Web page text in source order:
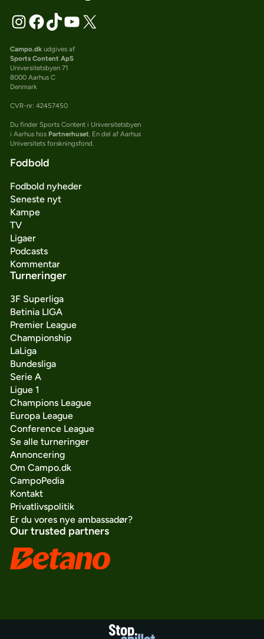
Campo.dkudgives af
Sports Content ApS
Universitetsbyen 71
8000 Aarhus C
Denmark
CVR-nr: 42457450
Du finder Sports Content i Universitetsbyen
i Aarhus hos Partnerhuset. En del af Aarhus
Universitets forskningsfond.
Fodbold
Fodbold nyheder
Seneste nyt
Kampe
TV
Ligaer
Podcasts
Kommentar
Turneringer
3F Superliga
Betinia LIGA
Premier League
Championship
LaLiga
Bundesliga
Serie A
Ligue 1
Champions League
Europa League
Conference League
Se alle turneringer
Annoncering
Om Campo.dk
CampoPedia
Kontakt
Privatlivspolitik
Er du vores nye ambassadør?
Our trusted partners